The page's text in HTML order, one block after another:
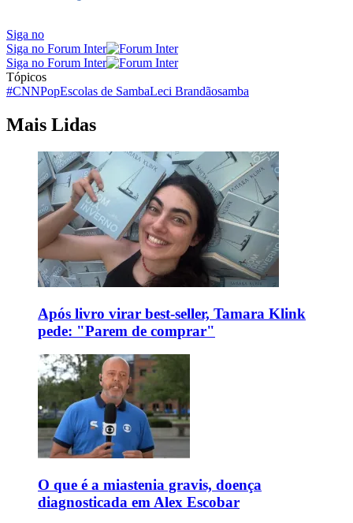
Siga no
Siga no Forum Inter
Siga no Forum Inter
Tópicos
#CNNPopEscolas de SambaLeci Brandãosamba
Mais Lidas
Após livro virar best-seller, Tamara Klink
pede: "Parem de comprar"
O que é a miastenia gravis, doença
diagnosticada em Alex Escobar